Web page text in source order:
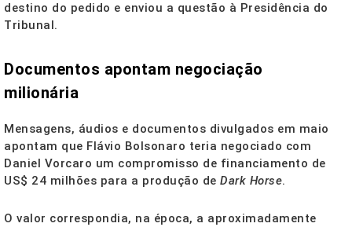
destino do pedido e enviou a questão à Presidência do
Tribunal.
Documentos apontam negociação
milionária
Mensagens, áudios e documentos divulgados em maio
apontam que Flávio Bolsonaro teria negociado com
Daniel Vorcaro um compromisso de financiamento de
US$ 24 milhões para a produção de Dark Horse.
O valor correspondia, na época, a aproximadamente